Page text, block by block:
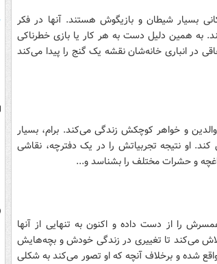
بسیار شیطان و بازیگوش هستند. آنها در فکر
همین دلیل دست به هر کار یا بازی خطرناکی
در انباری خانه‌شان نقشه یک گنج را پیدا می‌کند
و خواهر کوچکش زندگی می‌کند. برام، بسیار
او نتیجه تجربیاتش را در یک دفترچه، نقاشی
و حشرات مختلف را بشناسد و...
را از دست داده و اکنون به تنهایی از آنها
می‌کند تا تغییری در زندگی خودش و بچه‌هایش
شده و برخلاف آنچه که او تصور می‌کند به شکلی